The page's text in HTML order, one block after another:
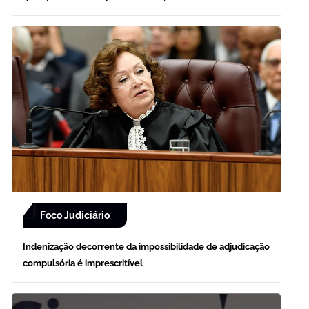
Foco Judiciário
Indenização decorrente da impossibilidade de adjudicação
compulsória é imprescritível